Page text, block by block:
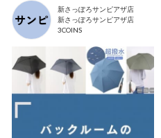
新さっぽろサンピアザ店
新さっぽろサンピアザ店
3COINS